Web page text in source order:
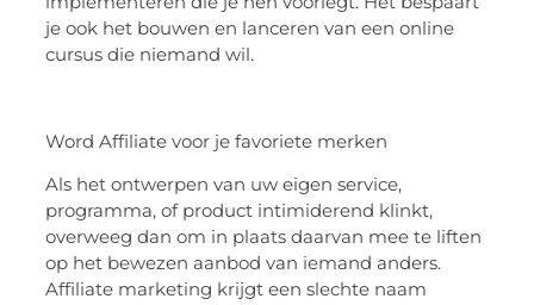
je ook het bouwen en lanceren van een online
cursus die niemand wil.
Word Affiliate voor je favoriete merken
Als het ontwerpen van uw eigen service,
programma, of product intimiderend klinkt,
overweeg dan om in plaats daarvan mee te liften
op het bewezen aanbod van iemand anders.
Affiliate marketing krijgt een slechte naam